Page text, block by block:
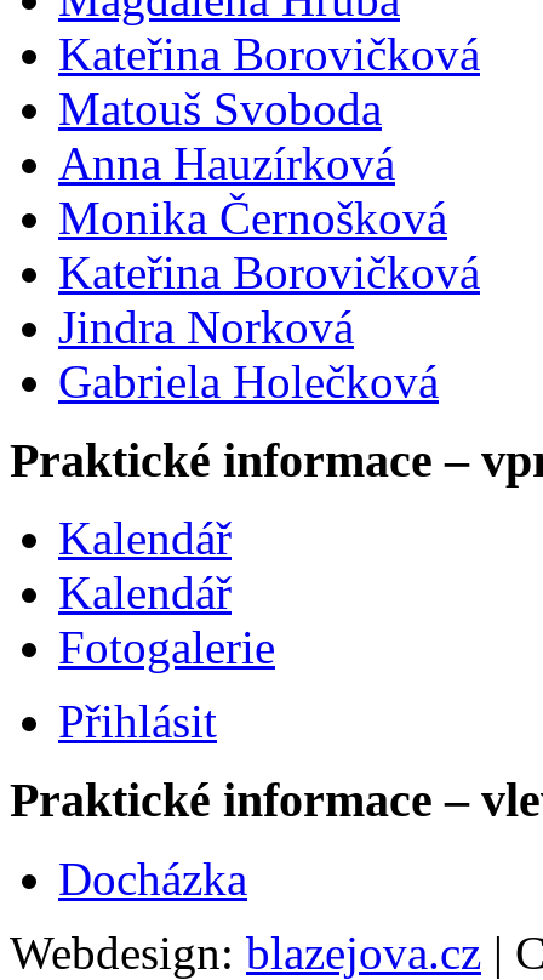
Kateřina Borovičková
Matouš Svoboda
Anna Hauzírková
Monika Černošková
Kateřina Borovičková
Jindra Norková
Gabriela Holečková
Praktické informace –
Kalendář
Kalendář
Fotogalerie
Přihlásit
Praktické informace –
Docházka
Webdesign: blazejova.cz |